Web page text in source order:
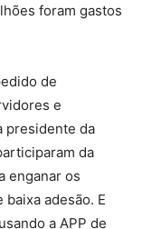
foram gastos
de
e
presidente da
da
enganar os
adesão. E
a APP de